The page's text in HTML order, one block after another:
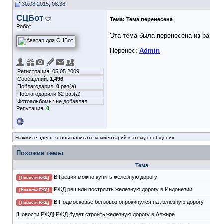
30.08.2015, 08:38
СЦБот
Робот
Регистрация: 05.05.2009
Сообщений: 1,496
Поблагодарил: 0 раз(а)
Поблагодарили 82 раз(а)
Фотоальбомы: не добавлял
Репутация: 0
Тема: Тема перенесена
Эта тема была перенесена из
Перенес: Admin
Нажмите здесь, чтобы написать комментарий к этому сообщению
Похожие темы
Тема
[Новости РЖД] В Греции можно купить железную дорогу
[Новости РЖД] РЖД решили построить железную дорогу в Индонезии
[Новости РЖД] В Подмосковье бензовоз опрокинулся на железную дорогу
[Новости РЖД] РЖД будет строить железную дорогу в Алжире